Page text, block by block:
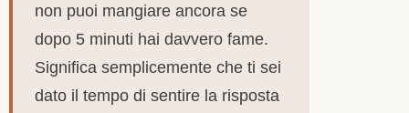
non puoi mangiare ancora se
dopo 5 minuti hai davvero fame.
Significa semplicemente che ti sei
dato il tempo di sentire la risposta